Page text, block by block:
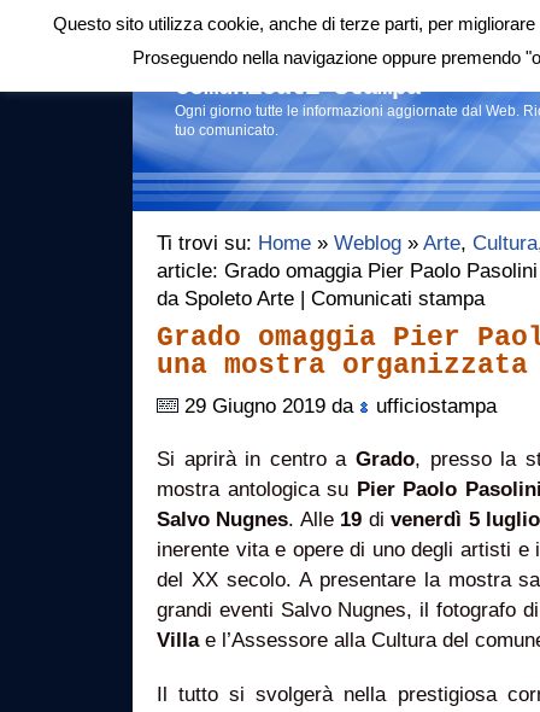
Login|RSS |
Comunicati stampa
Ogni giorno tutte le informazioni aggiornate dal Web.
tuo comunicato.
Ti trovi su: Home » Weblog » Arte, Cultura
article: Grado omaggia Pier Paolo
da Spoleto Arte | Comunicati stampa
Grado omaggia Pier
una mostra
29 Giugno 2019 da ufficiostampa
Si aprirà in centro a Grado, presso la
mostra antologica su Pier Paolo
Salvo Nugnes. Alle 19 divenerdì 5 luglio
inerente vita e opere di uno degli artisti
del XX secolo. A presentare la mostra
grandi eventi Salvo Nugnes, il fotografo
Villae l’Assessore alla Cultura del
Il tutto si svolgerà nella prestigiosa
Questo sito utilizza cookie, anche di terze parti, per
Proseguendo nella navigazione oppure premendo